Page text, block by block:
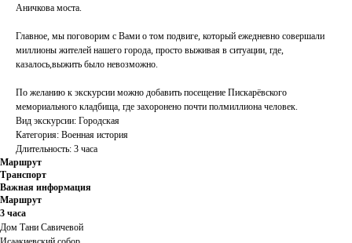
Аничкова моста.
Главное, мы поговорим с Вами о том подвиге, который ежедневно совершали
миллионы жителей нашего города, просто выживая в ситуации, где,
казалось,выжить было невозможно.
По желанию к экскурсии можно добавить посещение Пискарёвского
мемориального кладбища, где захоронено почти полмиллиона человек.
Вид экскурсии: Городская
Категория: Военная история
Длительность: 3 часа
Маршрут
Транспорт
Важная информация
Маршрут
3 часа
Дом Тани Савичевой